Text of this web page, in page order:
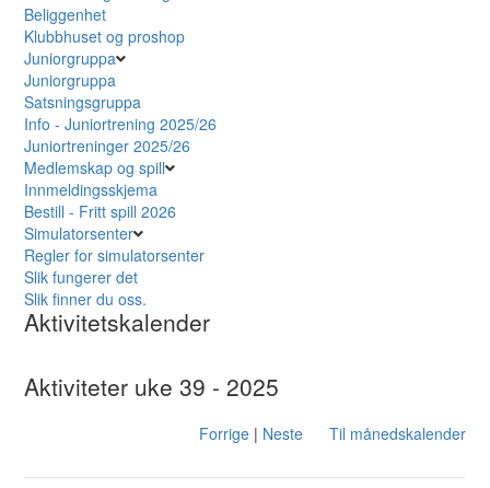
Beliggenhet
Klubbhuset og proshop
Juniorgruppa
Juniorgruppa
Satsningsgruppa
Info - Juniortrening 2025/26
Juniortreninger 2025/26
Medlemskap og spill
Innmeldingsskjema
Bestill - Fritt spill 2026
Simulatorsenter
Regler for simulatorsenter
Slik fungerer det
Slik finner du oss.
Aktivitetskalender
Aktiviteter uke 39 - 2025
Forrige| Neste Til månedskalender